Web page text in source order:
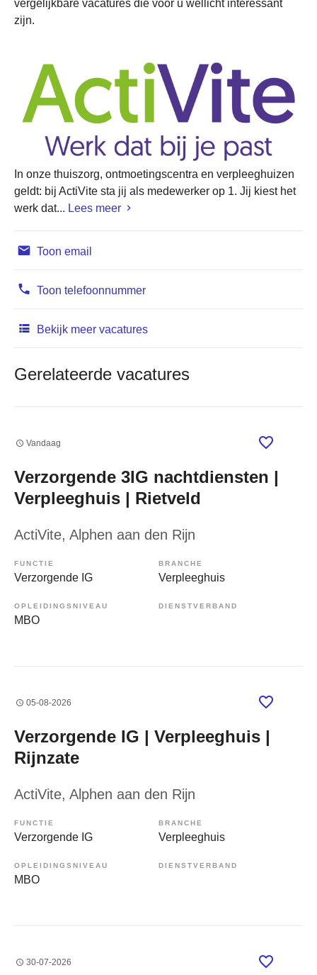
vergelijkbare vacatures die voor u wellicht interessant
zijn.
In onze thuiszorg, ontmoetingscentra en verpleeghuizen
geldt: bij ActiVite sta jij als medewerker op 1. Jij kiest het
werk dat... Lees meer
Toon email
Toon telefoonnummer
Bekijk meer vacatures
Gerelateerde vacatures
Vandaag
Verzorgende 3IG nachtdiensten |
Verpleeghuis | Rietveld
ActiVite, Alphen aan den Rijn
FUNCTIE
Verzorgende IG
BRANCHE
Verpleeghuis
OPLEIDINGSNIVEAU
MBO
DIENSTVERBAND
05-08-2026
Verzorgende IG | Verpleeghuis |
Rijnzate
ActiVite, Alphen aan den Rijn
FUNCTIE
Verzorgende IG
BRANCHE
Verpleeghuis
OPLEIDINGSNIVEAU
MBO
DIENSTVERBAND
30-07-2026